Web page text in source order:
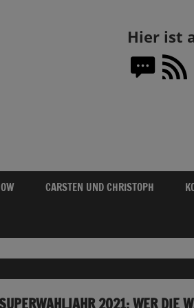
Hier ist
CARSTEN UND CHRISTOPH
2021: WER DIE